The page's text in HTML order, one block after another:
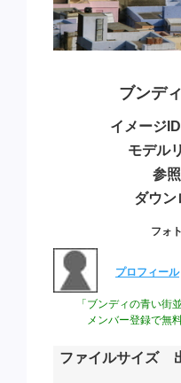
ブンデ
イメージ
モデル
参
ダウン
フォ
プロフィール
「ブンディの青い街
メンバー登録で無
ファイルサイズ